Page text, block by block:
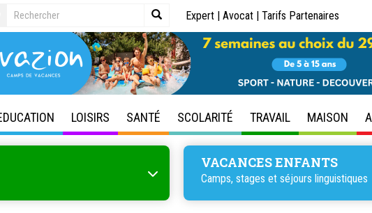
Expert | Avocat | Tarifs Partenaires
LOISIRS SANTÉ SCOLARITÉ TRAVAIL MAISON
VACANCES ENFANTS
Camps, stages et séjours linguistiques